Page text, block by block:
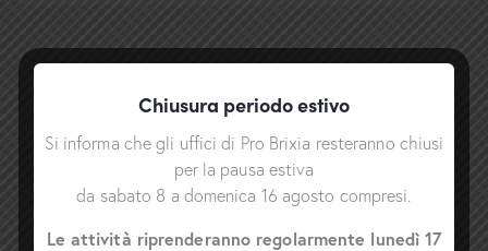
Chiusura periodo estivo
Si informa che gli uffici di Pro Brixia resteranno chiusi
per la pausa estiva
da sabato 8 a domenica 16 agosto compresi.
Le attività riprenderanno regolarmente lunedì 17